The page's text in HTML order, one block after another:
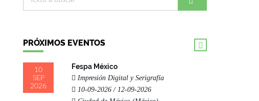
PRÓXIMOS EVENTOS
10
SEP
2026
Fespa México
Impresión Digital y Serigrafía
10-09-2026 / 12-09-2026